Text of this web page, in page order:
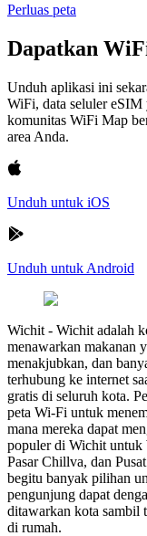
Perluas peta
Dapatkan
Unduh aplikasi ini
WiFi, data seluler eSIM
komunitas WiFi Map
area Anda.
Unduh untuk iOS
Unduh untuk Android
Wichit - Wichit adalah
menawarkan makanan
menakjubkan, dan
terhubung ke internet
gratis di seluruh kota.
peta Wi-Fi untuk
mana mereka dapat
populer di Wichit untuk
Pasar Chillva, dan
begitu banyak pilihan
pengunjung dapat
ditawarkan kota sambil
di rumah.